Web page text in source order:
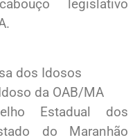
legislativo
dos Idosos
da OAB/MA
Estadual dos
do Maranhão